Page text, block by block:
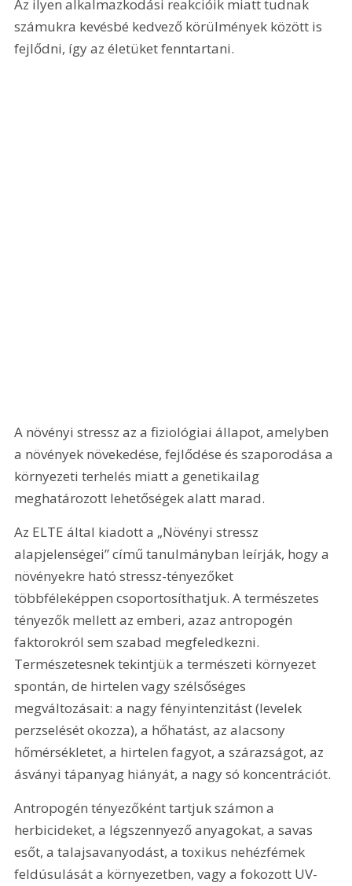
Az ilyen alkalmazkodási reakcióik miatt tudnak
számukra kevésbé kedvező körülmények között is
fejlődni, így az életüket fenntartani.
A növényi stressz az a fiziológiai állapot, amelyben
a növények növekedése, fejlődése és szaporodása a
környezeti terhelés miatt a genetikailag
meghatározott lehetőségek alatt marad.
Az ELTE által kiadott a „Növényi stressz
alapjelenségei” című tanulmányban leírják, hogy a
növényekre ható stressz-tényezőket
többféleképpen csoportosíthatjuk. A természetes
tényezők mellett az emberi, azaz antropogén
faktorokról sem szabad megfeledkezni.
Természetesnek tekintjük a természeti környezet
spontán, de hirtelen vagy szélsőséges
megváltozásait: a nagy fényintenzitást (levelek
perzselését okozza), a hőhatást, az alacsony
hőmérsékletet, a hirtelen fagyot, a szárazságot, az
ásványi tápanyag hiányát, a nagy só koncentrációt.
Antropogén tényezőként tartjuk számon a
herbicideket, a légszennyező anyagokat, a savas
esőt, a talajsavanyodást, a toxikus nehézfémek
feldúsulását a környezetben, vagy a fokozott UV-